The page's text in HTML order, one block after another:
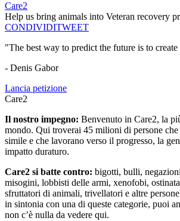
Care2
Help us bring animals into Veteran recovery
CONDIVIDITWEET
"The best way to predict the future is to
- Denis Gabor
Lancia petizione
Care2
Il nostro impegno: Benvenuto in Care2, la
mondo. Qui troverai 45 milioni di persone
simile e che lavorano verso il progresso, la
impatto duraturo.
Care2 si batte contro: bigotti, bulli,
misogini, lobbisti delle armi, xenofobi,
sfruttatori di animali, trivellatori e altre
in sintonia con una di queste categorie, puoi
non c’è nulla da vedere qui.